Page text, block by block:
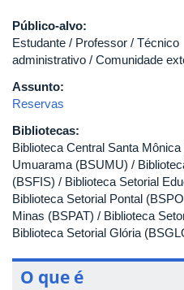
Público-alvo:
Estudante / Professor / Técnico
administrativo / Comunidade
Assunto:
Reservas
Bibliotecas:
Biblioteca Central Santa
Umuarama (BSUMU) /
(BSFIS) / Biblioteca Setorial
Biblioteca Setorial Pontal
Minas (BSPAT) / Biblioteca
Biblioteca Setorial Glória
O que é